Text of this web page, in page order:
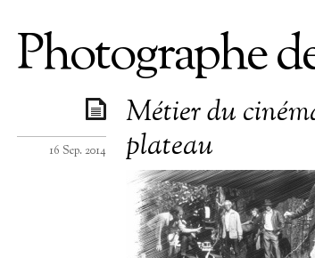
Photographe
Métier du
plateau
16 Sep. 2014